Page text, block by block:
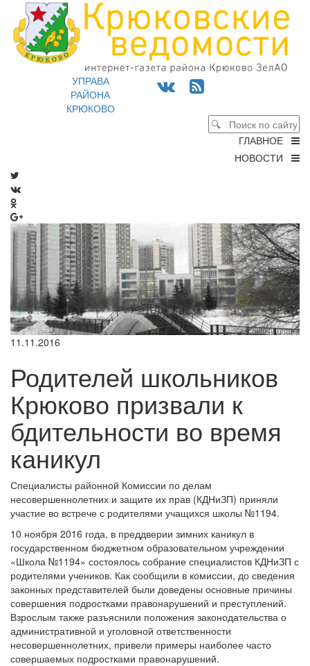
УПРАВА
РАЙОНА
КРЮКОВО
ГЛАВНОЕ
НОВОСТИ
11.11.2016
Родителей школьников
Крюково призвали к
бдительности во время
каникул
Специалисты районной Комиссии по делам
несовершеннолетних и защите их прав (КДНиЗП) приняли
участие во встрече с родителями учащихся школы №1194.
10 ноября 2016 года, в преддверии зимних каникул в
государственном бюджетном образовательном учреждении
«Школа №1194» состоялось собрание специалистов КДНиЗП с
родителями учеников. Как сообщили в комиссии, до сведения
законных представителей были доведены основные причины
совершения подростками правонарушений и преступлений.
Взрослым также разъяснили положения законодательства о
административной и уголовной ответственности
несовершеннолетних, привели примеры наиболее часто
совершаемых подростками правонарушений.